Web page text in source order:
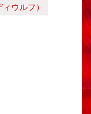
ウルフ）